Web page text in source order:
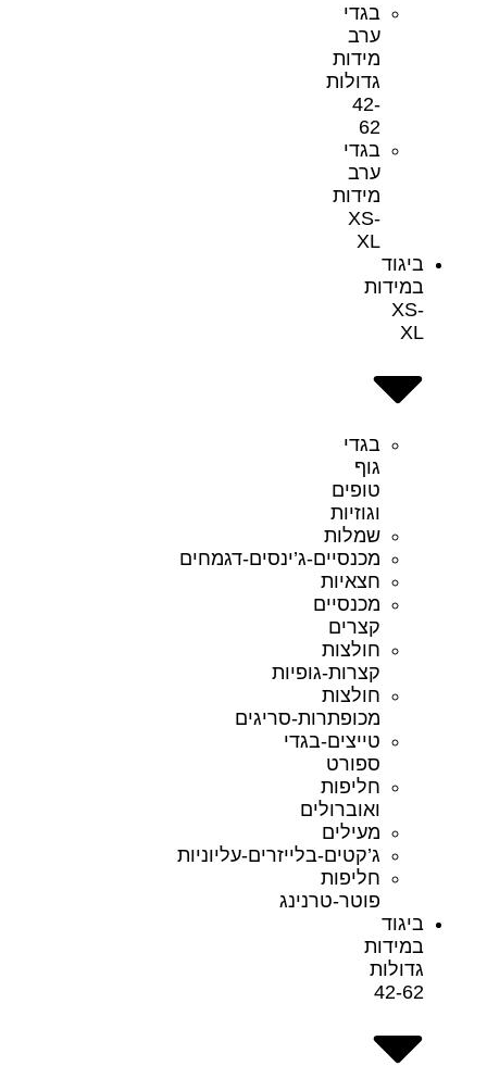
בגדי
ערב
מידות
גדולות
42-
62
בגדי
ערב
מידות
XS-
XL
ביגוד
במידות
XS-
XL
בגדי
גוף
טופים
וגוזיות
שמלות
מכנסיים-ג’ינסים-דגמחים
חצאיות
מכנסיים
קצרים
חולצות
קצרות-גופיות
חולצות
מכופתרות-סריגים
טייצים-בגדי
ספורט
חליפות
ואוברולים
מעילים
ג’קטים-בלייזרים-עליוניות
חליפות
פוטר-טרנינג
ביגוד
במידות
גדולות
42-62